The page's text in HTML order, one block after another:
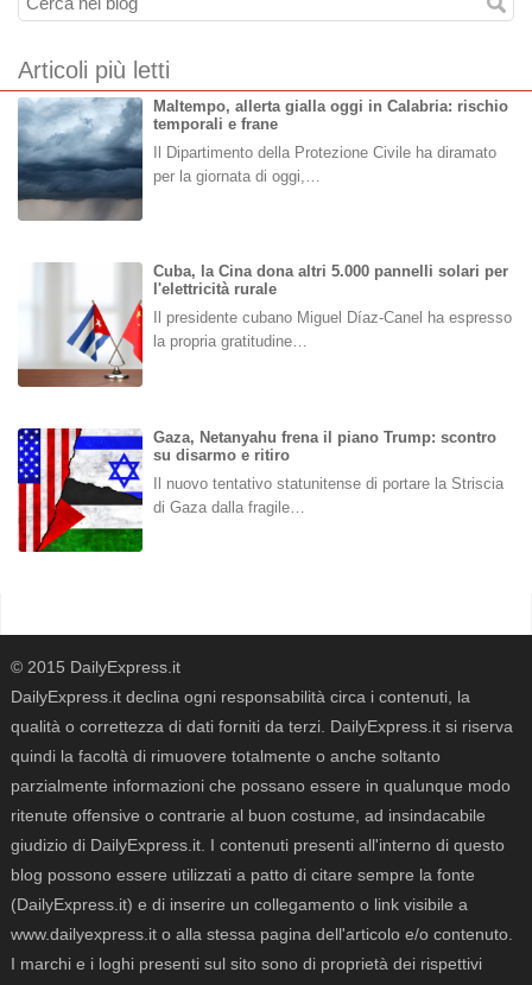
Articoli più letti
Maltempo, allerta gialla oggi in Calabria: rischio
temporali e frane
Il Dipartimento della Protezione Civile ha diramato
per la giornata di oggi,…
Cuba, la Cina dona altri 5.000 pannelli solari per
l'elettricità rurale
Il presidente cubano Miguel Díaz-Canel ha espresso
la propria gratitudine…
Gaza, Netanyahu frena il piano Trump: scontro
su disarmo e ritiro
Il nuovo tentativo statunitense di portare la Striscia
di Gaza dalla fragile…
© 2015 DailyExpress.it
DailyExpress.it declina ogni responsabilità circa i contenuti, la
qualità o correttezza di dati forniti da terzi. DailyExpress.it si riserva
quindi la facoltà di rimuovere totalmente o anche soltanto
parzialmente informazioni che possano essere in qualunque modo
ritenute offensive o contrarie al buon costume, ad insindacabile
giudizio di DailyExpress.it. I contenuti presenti all'interno di questo
blog possono essere utilizzati a patto di citare sempre la fonte
(DailyExpress.it) e di inserire un collegamento o link visibile a
www.dailyexpress.it o alla stessa pagina dell'articolo e/o contenuto.
I marchi e i loghi presenti sul sito sono di proprietà dei rispettivi